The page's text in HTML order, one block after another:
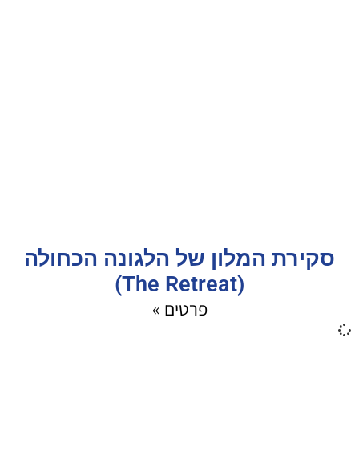
סקירת המלון של הלגונה הכחולה
(The Retreat)
פרטים »